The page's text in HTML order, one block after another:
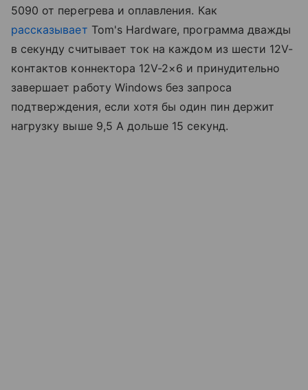
5090 от перегрева и оплавления. Как
рассказывает Tom's Hardware, программа дважды
в секунду считывает ток на каждом из шести 12V-
контактов коннектора 12V-2×6 и принудительно
завершает работу Windows без запроса
подтверждения, если хотя бы один пин держит
нагрузку выше 9,5 А дольше 15 секунд.